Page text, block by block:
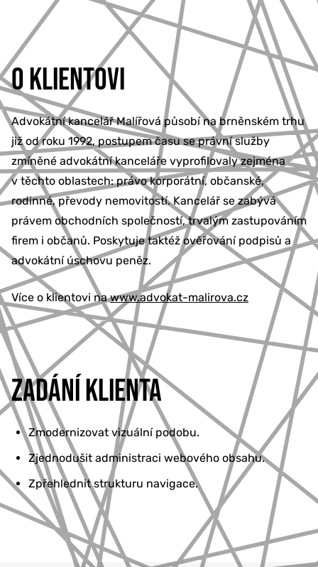
O KLIENTOVI
Advokátní kancelář Malířová působí na brněnském trhu
již od roku 1992, postupem času se právní služby
zmíněné advokátní kanceláře vyprofilovaly zejména
v těchto oblastech: právo korporátní, občanské,
rodinné, převody nemovitostí. Kancelář se zabývá
právem obchodních společností, trvalým zastupováním
firem i občanů. Poskytuje taktéž ověřování podpisů a
advokátní úschovu peněz.
Více o klientovi nawww.advokat-malirova.cz
ZADÁNÍ KLIENTA
Zmodernizovat vizuální podobu.
Zjednodušit administraci webového obsahu.
Zpřehlednit strukturu navigace.